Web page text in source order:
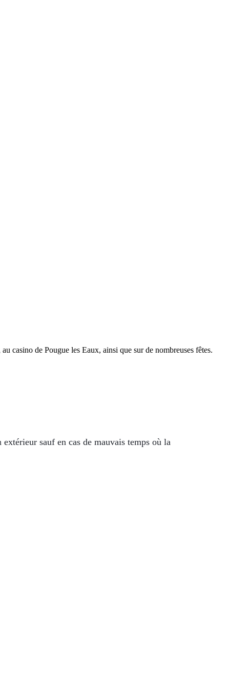
casino de Pougue les Eaux, ainsi que sur de nombreuses fêtes.
sauf en cas de mauvais temps où la